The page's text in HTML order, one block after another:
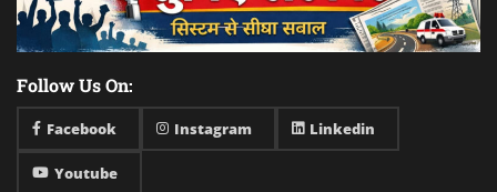
Follow Us On:
Facebook Instagram Linkedin
Youtube